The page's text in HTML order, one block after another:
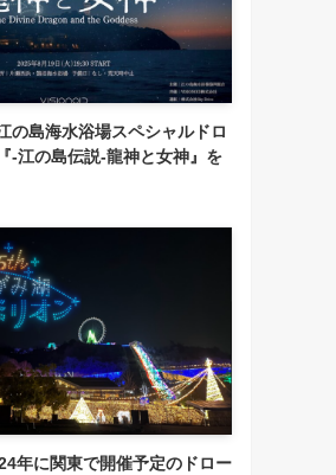
の島海水浴場スペシャルドロ
-江の島伝説-龍神と女神』を
年に関東で開催予定のドロー